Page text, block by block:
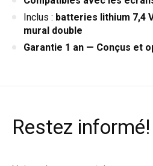
Inclus : batteries lithium 7,4
mural double
Garantie 1 an — Conçus et
Restez informé!